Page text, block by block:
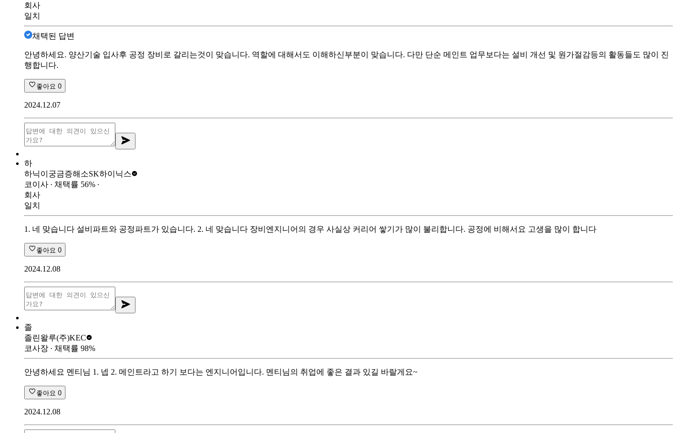
회사
일치
채택된 답변
안녕하세요. 양산기술 입사후 공정 장비로 갈리는것이 맞습니다. 역할에 대해서도 이해하신부분이 맞습니다. 다만 단순 메인트 업무보다는 설비 개선 및 원가절감등의 활동들도 많이 진
행합니다.
좋아요 0
2024.12.07
하
하닉이궁금증해소SK하이닉스
코이사 ∙ 채택률 56% ∙
회사
일치
1. 네 맞습니다 설비파트와 공정파트가 있습니다. 2. 네 맞습니다 장비엔지니어의 경우 사실상 커리어 쌓기가 많이 불리합니다. 공정에 비해서요 고생을 많이 합니다
좋아요 0
2024.12.08
졸
졸린왈루(주)KEC
코사장 ∙ 채택률 98%
안녕하세요 멘티님 1. 넵 2. 메인트라고 하기 보다는 엔지니어입니다. 멘티님의 취업에 좋은 결과 있길 바랄게요~
좋아요 0
2024.12.08